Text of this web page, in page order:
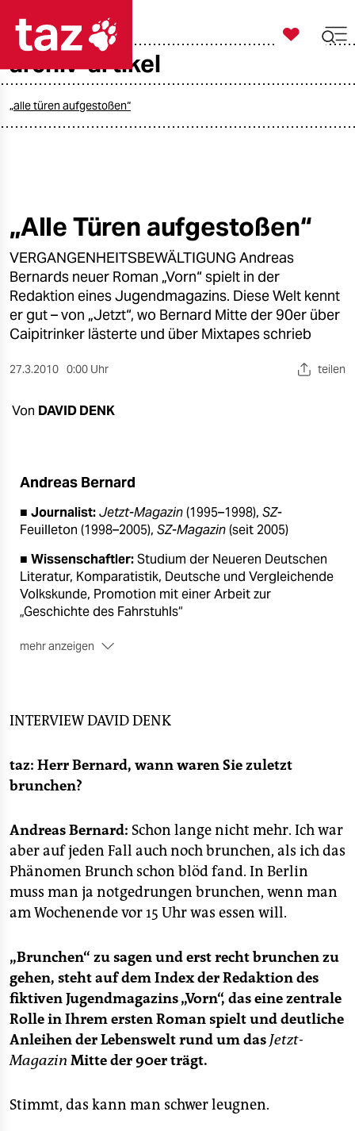
öko
gesellschaft
kultur
sport
veranstaltungen
shop
fragen & hilfe
unterstützen
abo
epaper login

taz zahl ich
archiv-artikel
„alle türen aufgestoßen“
„Alle Türen aufgestoßen“
VERGANGENHEITSBEWÄLTIGUNG Andreas
Bernards neuer Roman „Vorn“ spielt in der
Redaktion eines Jugendmagazins. Diese Welt kennt
er gut – von „Jetzt“, wo Bernard Mitte der 90er über
Caipitrinker lästerte und über Mixtapes schrieb
27.3.2010 0:00 Uhr teilen
Von DAVID DENK
Andreas Bernard
■ Journalist:Jetzt-Magazin(1995–1998), SZ-
Feuilleton (1998–2005), SZ-Magazin(seit 2005)
■ Wissenschaftler:Studium der Neueren Deutschen
Literatur, Komparatistik, Deutsche und Vergleichende
Volkskunde, Promotion mit einer Arbeit zur
„Geschichte des Fahrstuhls“
mehr anzeigen
INTERVIEWDAVID DENK
taz: Herr Bernard, wann waren Sie zuletzt
brunchen?
Andreas Bernard: Schon lange nicht mehr. Ich war
aber auf jeden Fall auch noch brunchen, als ich das
Phänomen Brunch schon blöd fand. In Berlin
muss man ja notgedrungen brunchen, wenn man
am Wochenende vor 15 Uhr was essen will.
„Brunchen“ zu sagen und erst recht brunchen zu
gehen, steht auf dem Index der Redaktion des
fiktiven Jugendmagazins „Vorn“, das eine zentrale
Rolle in Ihrem ersten Roman spielt und deutliche
Anleihen der Lebenswelt rund um das Jetzt-
Magazin Mitte der 90er trägt.
Stimmt, das kann man schwer leugnen.